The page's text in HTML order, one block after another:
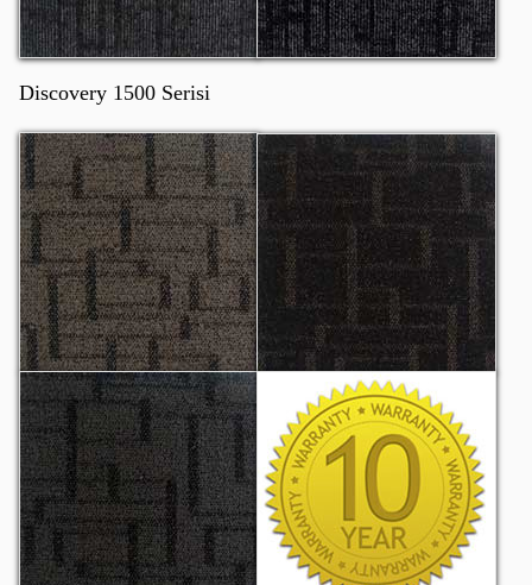
Discovery 1500 Serisi
Discovery 1501 Discovery 1502
Discovery 1503 10 Yıl Garanti